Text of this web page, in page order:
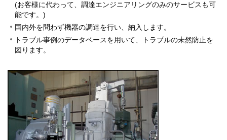
(お客様に代わって、調達エンジニアリングのみのサービスも可
能です。)
国内外を問わず機器の調達を行い、納入します。
トラブル事例のデータベースを用いて、トラブルの未然防止を
図ります。